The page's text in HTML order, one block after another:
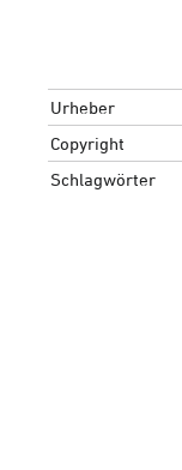
Urheber
Copyright
Schlagwörter